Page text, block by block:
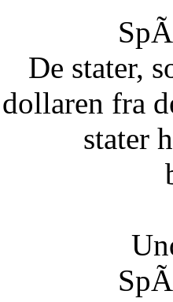
De stater,
dollaren fra
stater